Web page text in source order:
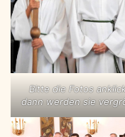
Bitte die Fotos
dann werden sie